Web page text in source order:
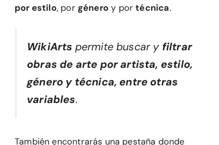
por estilo, por género y portécnica.
WikiArts permite buscar y filtrar
obras de arte por artista, estilo,
género y técnica, entre otras
variables.
También encontrarás una pestaña donde